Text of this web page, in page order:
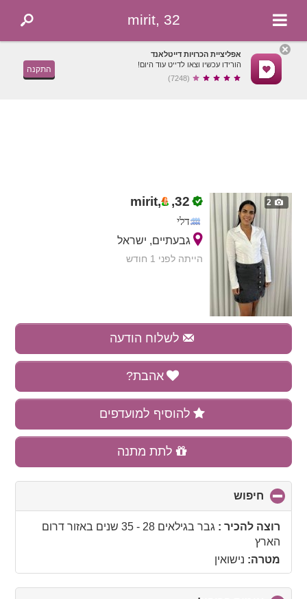
mirit, 32
אפליציית הכרויות דייטלאנד
הורידו עכשיו וצאו לדייט עוד היום!
(7248)
התקנה
2
mirit, ,32
דלי
גבעתיים, ישראל
הייתה לפני 1 חודש
לשלוח הודעה
אהבת?
להוסיף למועדפים
לתת מתנה
חיפוש
to
collapseרוצה להכיר : גבר בגילאים 28 - 35 שנים באזור דרום
הארץ
מטרה: נישואין